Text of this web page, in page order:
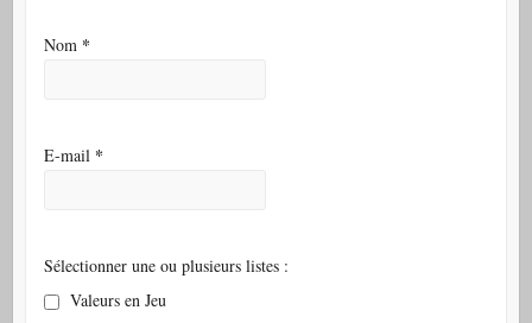
Nom *
E-mail *
Sélectionner une ou plusieurs listes :
Valeurs en Jeu